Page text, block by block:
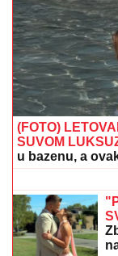
MREŽE GORE!
Delić, Bebica